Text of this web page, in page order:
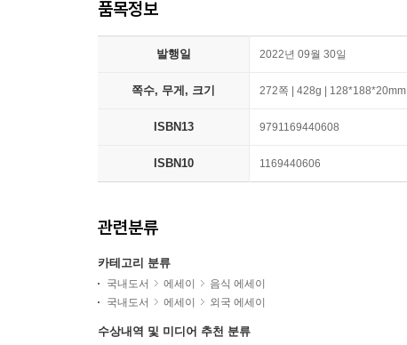
품목정보
발행일 2022년 09월 30일
쪽수, 무게, 크기 272쪽 | 428g | 128*188*20mm
ISBN13 9791169440608
ISBN10 1169440606
관련분류
카테고리 분류
국내도서 에세이
음식 에세이
국내도서
에세이 외국 에세이
수상내역 및 미디어 추천 분류